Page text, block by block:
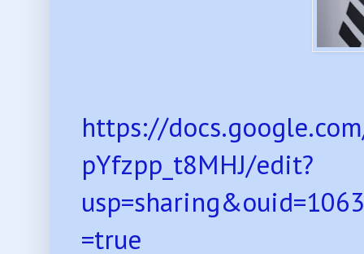
https://
pYfzpp_t8MHJ/edit?
=true